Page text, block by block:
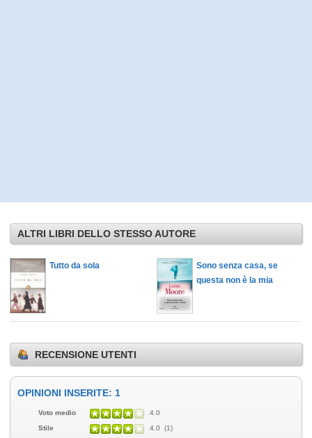
ALTRI LIBRI DELLO STESSO AUTORE
Tutto da sola
Sono senza casa, se
questa non è la mia
RECENSIONE UTENTI
OPINIONI INSERITE: 1
Voto medio
4.0
Stile
4.0 (1)